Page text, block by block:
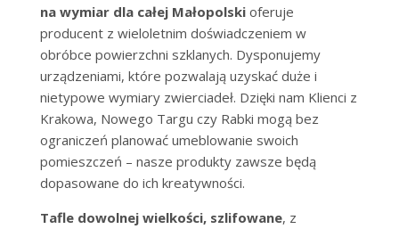
na wymiar dla całej Małopolskioferuje
producent z wieloletnim doświadczeniem w
obróbce powierzchni szklanych. Dysponujemy
urządzeniami, które pozwalają uzyskać duże i
nietypowe wymiary zwierciadeł. Dzięki nam Klienci z
Krakowa, Nowego Targu czy Rabki mogą bez
ograniczeń planować umeblowanie swoich
pomieszczeń – nasze produkty zawsze będą
dopasowane do ich kreatywności.
Tafle dowolnej wielkości, szlifowane, z